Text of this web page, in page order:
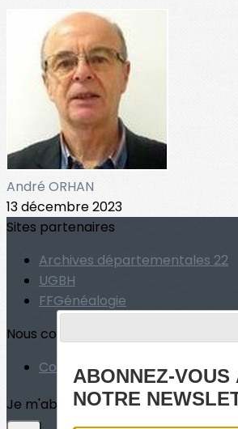
André ORHAN
13 décembre 2023
Sites partenaires
Archives départementales 22
UGBH
FFGénéalogie
Nous contacter
Contact
Je m'abonne à la newsletter
ABONNEZ-VOUS
NOTRE